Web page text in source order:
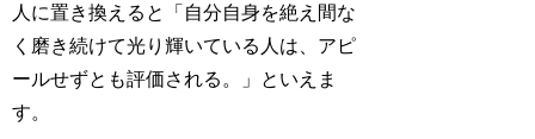
人に置き換えると「自分自身を絶え間な
く磨き続けて光り輝いている人は、アピ
ールせずとも評価される。」といえま
す。